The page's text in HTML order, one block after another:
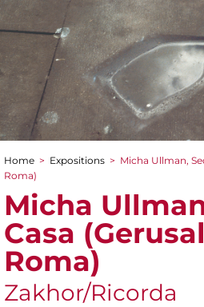
You are here
Home > Expositions > Micha Ullman,
Roma)
Micha
Casa
Roma)
Zakhor/Ricorda